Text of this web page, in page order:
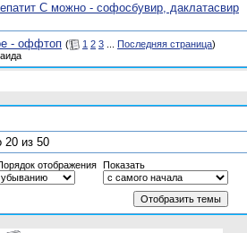
С можно - софосбувир, даклатасвир
- оффтоп ( 1 2 3 Последняя страница)
20 из 50
отображения Показать